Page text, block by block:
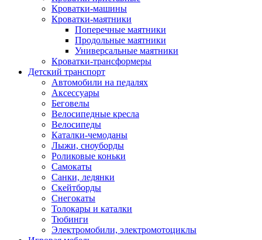
Кроватки-машины
Кроватки-маятники
Поперечные маятники
Продольные маятники
Универсальные маятники
Кроватки-трансформеры
Детский транспорт
Автомобили на педалях
Аксессуары
Беговелы
Велосипедные кресла
Велосипеды
Каталки-чемоданы
Лыжи, сноуборды
Роликовые коньки
Самокаты
Санки, ледянки
Скейтборды
Снегокаты
Толокары и каталки
Тюбинги
Электромобили, электромотоциклы